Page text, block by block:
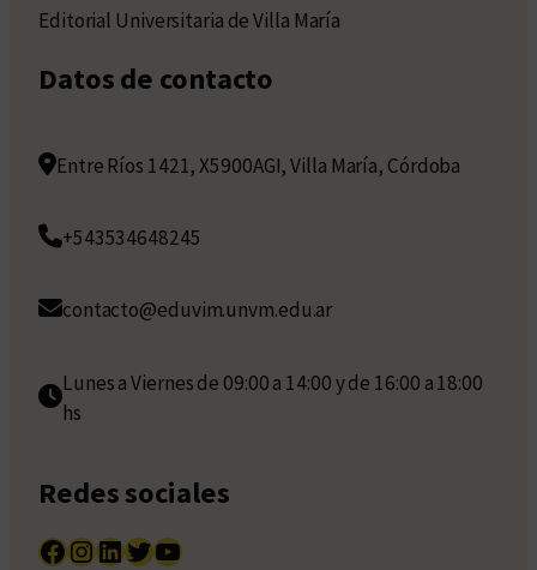
Editorial Universitaria de Villa María
Datos de contacto
Entre Ríos 1421, X5900AGI, Villa María, Córdoba
+543534648245
contacto@eduvim.unvm.edu.ar
Lunes a Viernes de 09:00 a 14:00 y de 16:00 a 18:00
hs
Redes sociales
Facebook InstagramLinkedIn Twitter YouTube